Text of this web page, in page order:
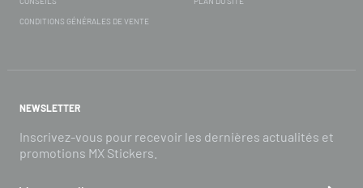
CONDITIONS GÉNÉRALES DE VENTE
NEWSLETTER
Inscrivez-vous pour recevoir les dernières actualités et
promotions MX Stickers.